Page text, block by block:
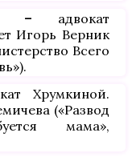
– адвокат
Игорь Верник
Всего
Хрумкиной.
(«Развод
мама»,